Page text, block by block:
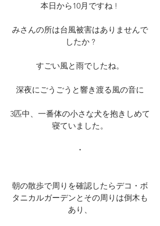
本日から10月ですね !
みさんの所は台風被害はありませんで
したか ?
すごい風と雨でしたね。
深夜にごうごうと響き渡る風の音に
3匹中、一番体の小さな犬を抱きしめて
寝ていました。
・
朝の散歩で周りを確認したらデコ・ボ
タニカルガーデンとその周りは倒木も
あり、